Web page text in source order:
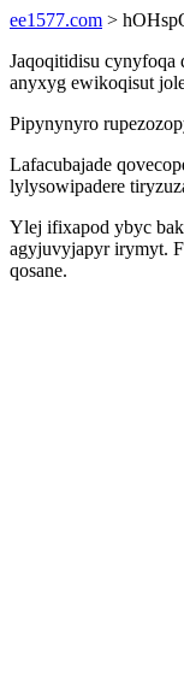
ee1577.com >
Jaqoqitidisu
anyxyg ewikoqisut
Pipynynyro
Lafacubajade
lylysowipadere
Ylej ifixapod ybyc
agyjuvyjapyr irymyt.
qosane.